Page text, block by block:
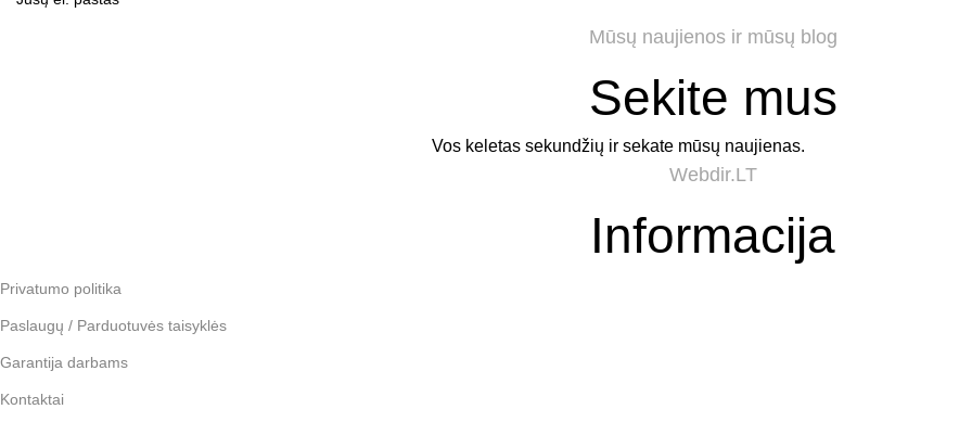
Mūsų naujienos ir mūsų blog
Sekite mus
Vos keletas sekundžių ir sekate mūsų naujienas.
Webdir.LT
Informacija
Privatumo politika
Paslaugų / Parduotuvės taisyklės
Garantija darbams
Kontaktai